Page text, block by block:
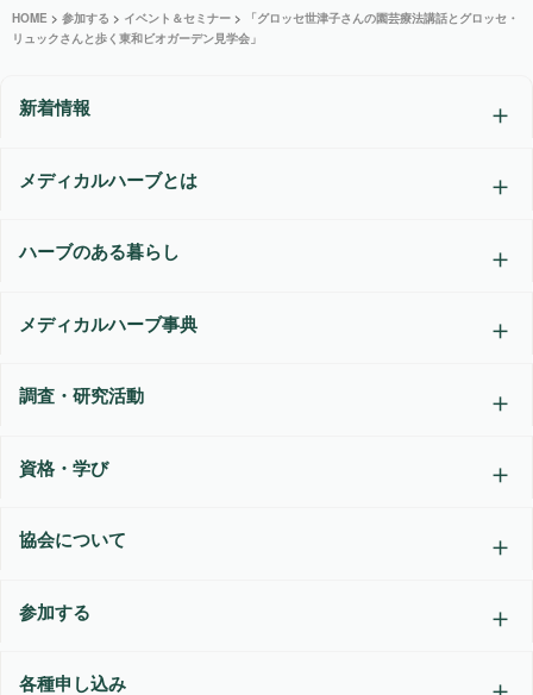
HOME > 参加する > イベント＆セミナー >
「グロッセ世津子さんの園芸療法講話とグロッセ・
リュックさんと歩く東和ビオガーデン見学会」
新着情報
メディカルハーブとは
ハーブのある暮らし
メディカルハーブ事典
調査・研究活動
資格・学び
協会について
参加する
各種申し込み